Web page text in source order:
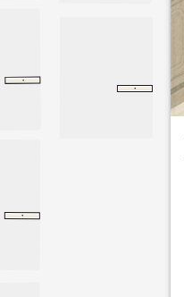
卦
·
周公世家
·
鲁周公世家
明堂位
·